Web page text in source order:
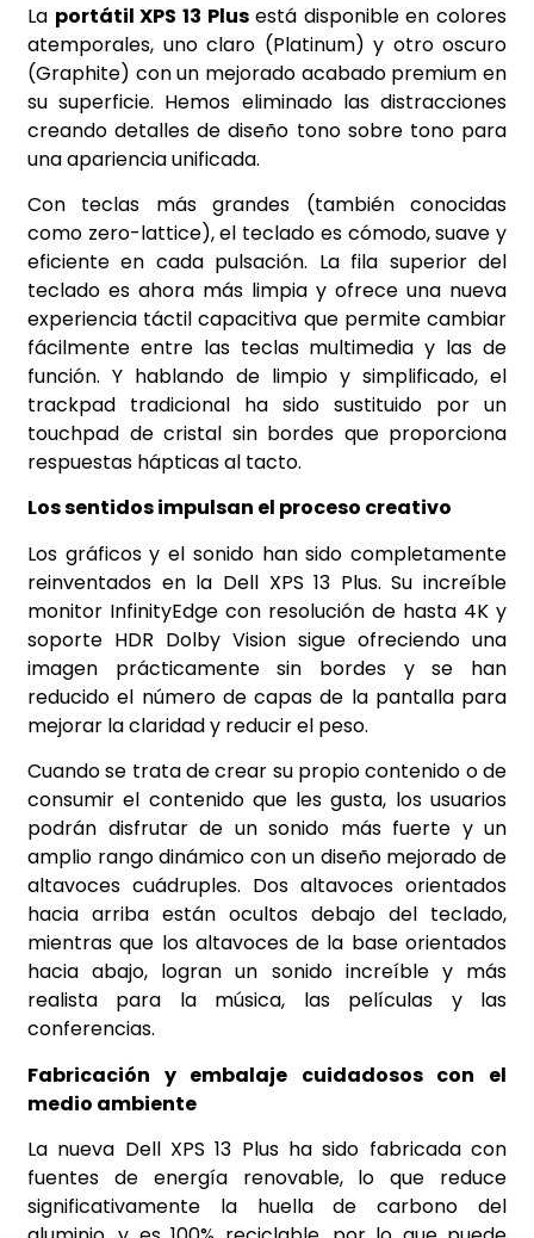
La portátil XPS 13 Plusestá disponible en colores
atemporales, uno claro (Platinum) y otro oscuro
(Graphite) con un mejorado acabado premium en
su superficie. Hemos eliminado las distracciones
creando detalles de diseño tono sobre tono para
una apariencia unificada.
Con teclas más grandes (también conocidas
como zero-lattice), el teclado es cómodo, suave y
eficiente en cada pulsación. La fila superior del
teclado es ahora más limpia y ofrece una nueva
experiencia táctil capacitiva que permite cambiar
fácilmente entre las teclas multimedia y las de
función. Y hablando de limpio y simplificado, el
trackpad tradicional ha sido sustituido por un
touchpad de cristal sin bordes que proporciona
respuestas hápticas al tacto.
Los sentidos impulsan el proceso creativo
Los gráficos y el sonido han sido completamente
reinventados en la Dell XPS 13 Plus. Su increíble
monitor InfinityEdge con resolución de hasta 4K y
soporte HDR Dolby Vision sigue ofreciendo una
imagen prácticamente sin bordes y se han
reducido el número de capas de la pantalla para
mejorar la claridad y reducir el peso.
Cuando se trata de crear su propio contenido o de
consumir el contenido que les gusta, los usuarios
podrán disfrutar de un sonido más fuerte y un
amplio rango dinámico con un diseño mejorado de
altavoces cuádruples. Dos altavoces orientados
hacia arriba están ocultos debajo del teclado,
mientras que los altavoces de la base orientados
hacia abajo, logran un sonido increíble y más
realista para la música, las películas y las
conferencias.
Fabricación y embalaje cuidadosos con el
medio ambiente
La nueva Dell XPS 13 Plus ha sido fabricada con
fuentes de energía renovable, lo que reduce
significativamente la huella de carbono del